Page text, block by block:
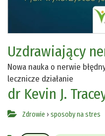
Uzdrawiający
Nowa nauka o nerwie
lecznicze działanie
dr Kevin J.
Zdrowie › sposoby na stres